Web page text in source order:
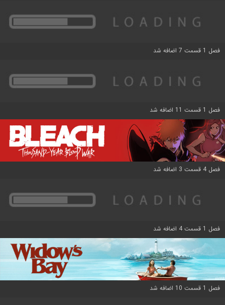
فصل 1 قسمت 7 اضافه شد
فصل 1 قسمت 11 اضافه شد
فصل 4 قسمت 3 اضافه شد
فصل 1 قسمت 4 اضافه شد
فصل 1 قسمت 10 اضافه شد